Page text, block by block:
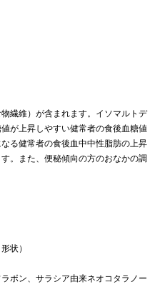
繊維）が含まれます。イソマルトデ
が上昇しやすい健常者の食後血糖値
る健常者の食後血中中性脂肪の上昇
。また、便秘傾向の方のおなかの調
状）
ボン、サラシア由来ネオコタラノー